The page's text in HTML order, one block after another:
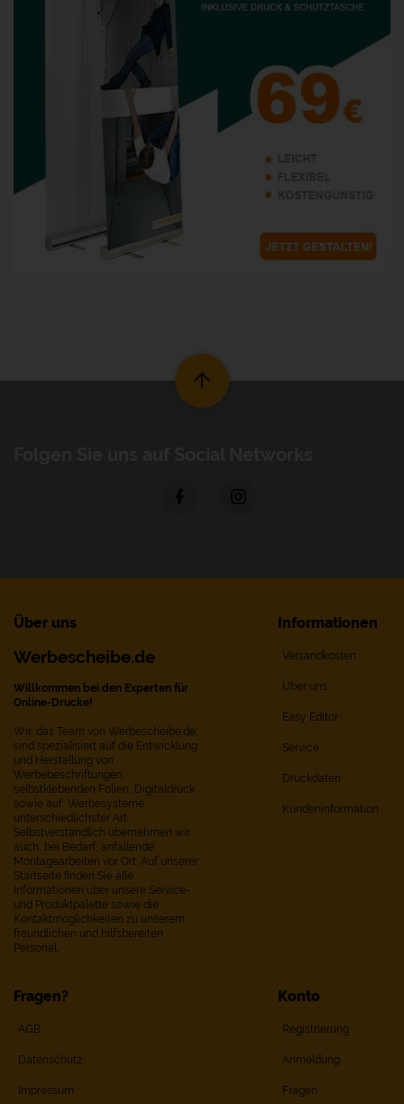
Über uns
Werbescheibe.de
Willkommen bei den Experten für
Online-Drucke!
Wir, das Team von Werbescheibe.de,
sind spezialisiert auf die Entwicklung
und Herstellung von
Werbebeschriftungen,
selbstklebenden Folien, Digitaldruck
sowie auf Werbesysteme
unterschiedlichster Art.
Selbstverständlich übernehmen wir
auch, bei Bedarf, anfallende
Montagearbeiten vor Ort. Auf unserer
Startseite finden Sie alle
Informationen über unsere Service-
und Produktpalette sowie die
Kontaktmöglichkeiten zu unserem
freundlichen und hilfsbereiten
Personal.
Informationen
Versandkosten
Über uns
Easy Editor
Service
Druckdaten
Kundeninformation
Fragen?
AGB
Datenschutz
Impressum
Konto
Registrierung
Anmeldung
Fragen